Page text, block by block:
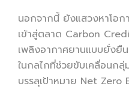
นอกจากนี้ ยังแสวงหาโอก
เข้าสู่ตลาด Carbon
เพลิงอากาศยานแบบยั่งยื
ในกลไกที่ช่วยขับเคลื่อนกลุ่
บรรลุเป้าหมาย Net Zero